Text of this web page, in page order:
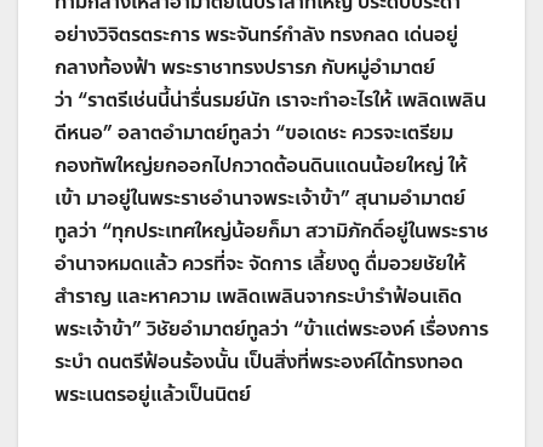
อย่างวิจิตรตระการ พระจันทร์กำลัง ทรงกลด เด่นอยู่
กลางท้องฟ้า พระราชาทรงปรารภ กับหมู่อำมาตย์
ว่า “ราตรีเช่นนี้น่ารื่นรมย์นัก เราจะทำอะไรให้ เพลิดเพลิน
ดีหนอ”อลาตอำมาตย์ทูลว่า “ขอเดชะ ควรจะเตรียม
กองทัพใหญ่ยกออกไปกวาดต้อนดินแดนน้อยใหญ่ ให้
เข้า มาอยู่ในพระราชอำนาจพระเจ้าข้า”สุนามอำมาตย์
ทูลว่า “ทุกประเทศใหญ่น้อยก็มา สวามิภักดิ์อยู่ในพระราช
อำนาจหมดแล้ว ควรที่จะ จัดการ เลี้ยงดู ดื่มอวยชัยให้
สำราญ และหาความ เพลิดเพลินจากระบำรำฟ้อนเถิด
พระเจ้าข้า”วิชัยอำมาตย์ทูลว่า “ข้าแต่พระองค์ เรื่องการ
ระบำ ดนตรีฟ้อนร้องนั้น เป็นสิ่งที่พระองค์ได้ทรงทอด
พระเนตรอยู่แล้วเป็นนิตย์